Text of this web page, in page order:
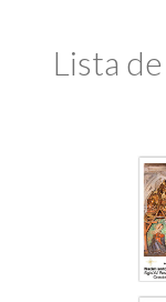
Lista de